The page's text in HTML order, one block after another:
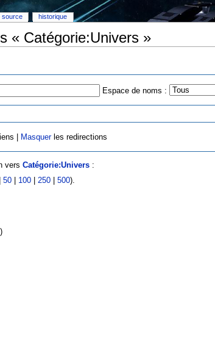
« Catégorie:Univers »
Espace de noms :
| Masquerles redirections
vers Catégorie:Univers:
50| 100| 250| 500).
)
source historique